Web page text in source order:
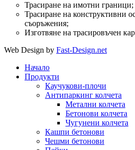
Трасиране на имотни граници;
Трасиране на конструктивни
съоръжения;
Изготвяне на трасировъчен
Web Design by Fast-Design.net
Начало
Продукти
Каучукови-плочи
Антипаркинг колчета
Метални колчета
Бетонови колчета
Чугунени колчета
Кашпи бетонови
Чешми бетонови